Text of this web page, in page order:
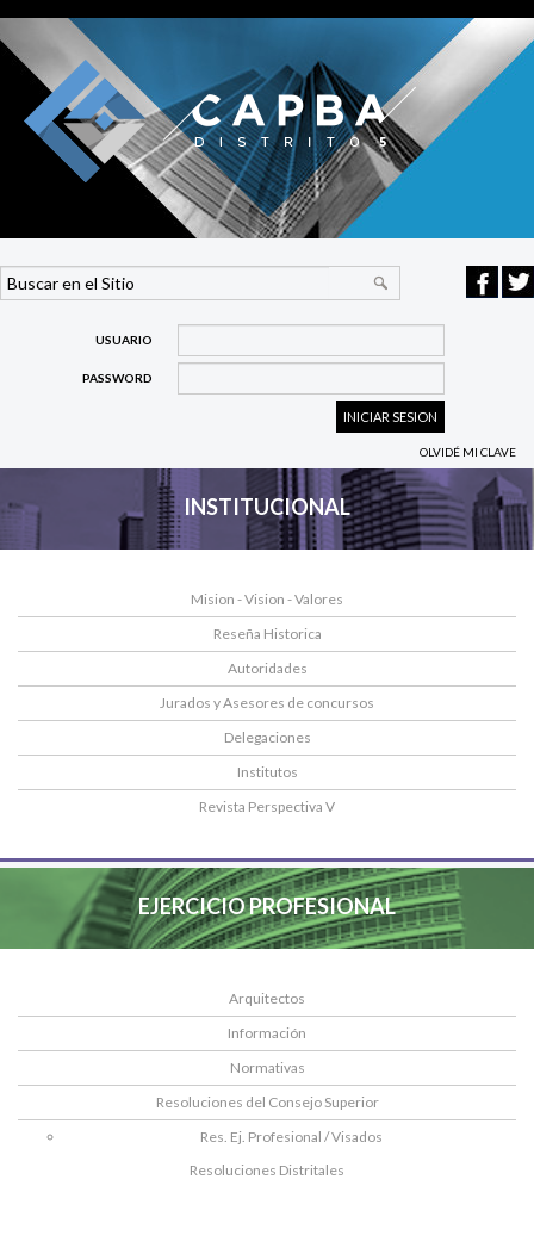
USUARIO
PASSWORD
OLVIDÉ MI CLAVE
INSTITUCIONAL
Mision - Vision - Valores
Reseña Historica
Autoridades
Jurados y Asesores de concursos
Delegaciones
Institutos
Revista Perspectiva V
EJERCICIO PROFESIONAL
Arquitectos
Información
Normativas
Resoluciones del Consejo Superior
Res. Ej. Profesional / Visados
Resoluciones Distritales